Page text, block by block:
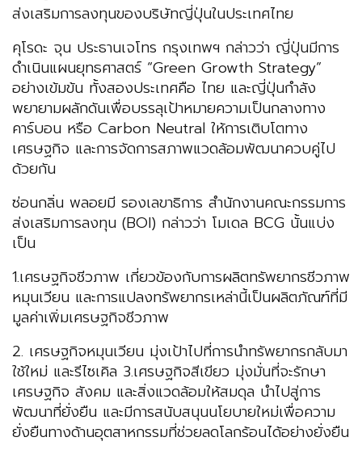
ส่งเสริมการลงทุนของบริษัทญี่ปุ่นในประเทศไทย
คุโรดะ จุน ประธานเจโทร กรุงเทพฯ กล่าวว่า ญี่ปุ่นมีการ
ดำเนินแผนยุทธศาสตร์ “Green Growth Strategy”
อย่างเข้มข้น ทั้งสองประเทศคือ ไทย และญี่ปุ่นกำลัง
พยายามผลักดันเพื่อบรรลุเป้าหมายความเป็นกลางทาง
คาร์บอน หรือ Carbon Neutral ให้การเติบโตทาง
เศรษฐกิจ และการจัดการสภาพแวดล้อมพัฒนาควบคู่ไป
ด้วยกัน
ซ่อนกลิ่น พลอยมี รองเลขาธิการ สำนักงานคณะกรรมการ
ส่งเสริมการลงทุน (BOI) กล่าวว่า โมเดล BCG นั้นแบ่ง
เป็น
1.เศรษฐกิจชีวภาพ เกี่ยวข้องกับการผลิตทรัพยากรชีวภาพ
หมุนเวียน และการแปลงทรัพยากรเหล่านี้เป็นผลิตภัณฑ์ที่มี
มูลค่าเพิ่มเศรษฐกิจชีวภาพ
2. เศรษฐกิจหมุนเวียน มุ่งเป้าไปที่การนําทรัพยากรกลับมา
ใช้ใหม่ และรีไซเคิล 3.เศรษฐกิจสีเขียว มุ่งมั่นที่จะรักษา
เศรษฐกิจ สังคม และสิ่งแวดล้อมให้สมดุล นําไปสู่การ
พัฒนาที่ยั่งยืน และมีการสนับสนุนนโยบายใหม่เพื่อความ
ยั่งยืนทางด้านอุตสาหกรรมที่ช่วยลดโลกร้อนได้อย่างยั่งยืน